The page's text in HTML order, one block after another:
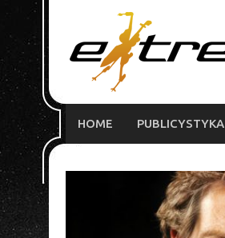
content
HOME PUBLICYSTYKA